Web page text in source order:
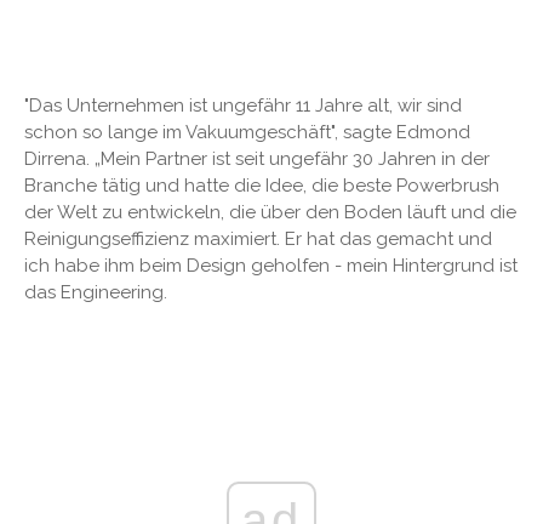
"Das Unternehmen ist ungefähr 11 Jahre alt, wir sind
schon so lange im Vakuumgeschäft", sagte Edmond
Dirrena. „Mein Partner ist seit ungefähr 30 Jahren in der
Branche tätig und hatte die Idee, die beste Powerbrush
der Welt zu entwickeln, die über den Boden läuft und die
Reinigungseffizienz maximiert. Er hat das gemacht und
ich habe ihm beim Design geholfen - mein Hintergrund ist
das Engineering.